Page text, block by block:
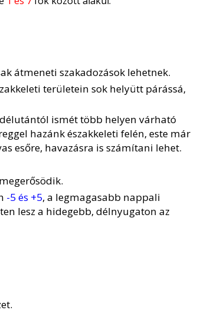
átmeneti szakadozások lehetnek.
területein sok helyütt párássá,
ismét több helyen várható
hazánk északkeleti felén, este már
esőre, havazásra is számítani lehet.
-5 és +5, a legmagasabb nappali
lesz a hidegebb, délnyugaton az